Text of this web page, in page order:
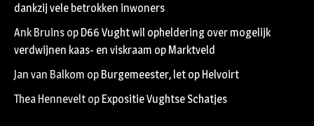
dankzij vele betrokken inwoners
Ank Bruins op D66 Vught wil opheldering over mogelijk
verdwijnen kaas- en viskraam op Marktveld
Jan van Balkom op Burgemeester, let op Helvoirt
Thea Hennevelt op Expositie Vughtse Schatjes